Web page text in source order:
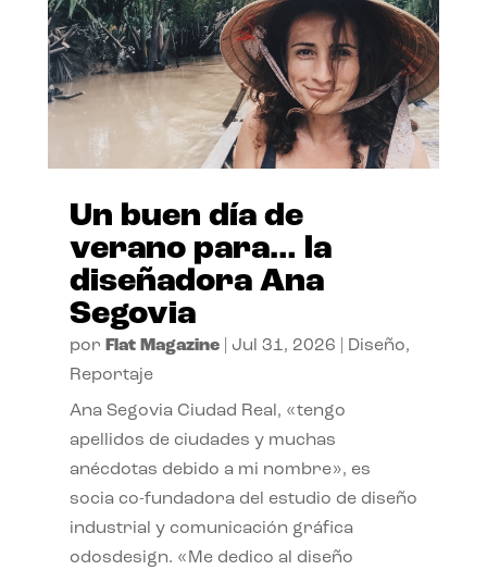
Un buen día de
verano para… la
diseñadora Ana
Segovia
por Flat Magazine| Jul 31, 2026 Diseño,
Reportaje
Ana Segovia Ciudad Real, «tengo
apellidos de ciudades y muchas
anécdotas debido a mi nombre», es
socia co-fundadora del estudio de diseño
industrial y comunicación gráfica
odosdesign. «Me dedico al diseño